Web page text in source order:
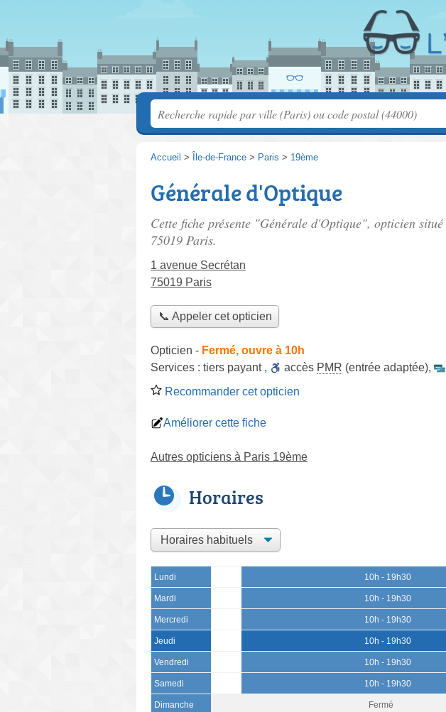
Accueil > Île-de-France > Paris > 19ème
Générale d'Optique
Cette fiche présente "Générale d'Optique", opticien situé
75019 Paris.
1 avenue Secrétan
75019 Paris
📞 Appeler cet opticien
Opticien - Fermé, ouvre à 10h
Services : tiers payant , accès PMR (entrée adaptée),
Recommander cet opticien
Améliorer cette fiche
Autres opticiens à Paris 19ème
Horaires
Lundi 10h - 19h30
Mardi 10h - 19h30
Mercredi 10h - 19h30
Jeudi 10h - 19h30
Vendredi 10h - 19h30
Samedi 10h - 19h30
Dimanche Fermé